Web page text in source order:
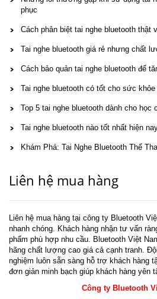
phục
Cách phân biệt tai nghe bluetooth thật
Tai nghe bluetooth giá rẻ nhưng chất
Cách bảo quản tai nghe bluetooth để
Tai nghe bluetooth có tốt cho sức
Top 5 tai nghe bluetooth dành cho học
Tai nghe bluetooth nào tốt nhất hiện
Khám Phá: Tai Nghe Bluetooth Thể
Liên hệ mua hàng
Liên hệ mua hàng tại công ty Bluetooth
nhanh chóng. Khách hàng nhận tư vấn
phẩm phù hợp nhu cầu. Bluetooth Việt
hãng chất lượng cao giá cả cạnh tranh.
nghiệm luôn sẵn sàng hỗ trợ khách hàng
đơn giản minh bạch giúp khách hàng yên
Công ty Bluetooth